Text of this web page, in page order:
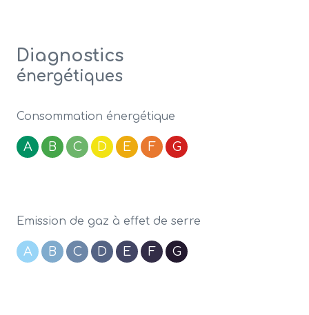
Diagnostics
énergétiques
Consommation énergétique
A B C D E F G
Emission de gaz à effet de serre
A B C D E F G